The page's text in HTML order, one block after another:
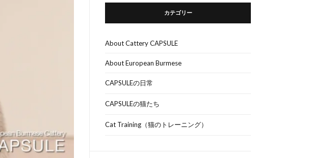
カテゴリー
About Cattery CAPSULE
About European Burmese
CAPSULEの日常
CAPSULEの猫たち
Cat Training（猫のトレーニング）